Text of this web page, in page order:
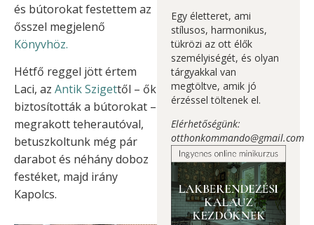
és bútorokat festettem az
ősszel megjelenő
Könyvhöz.
Hétfő reggel jött értem
Laci, az Antik Szigettől – ők
biztosították a bútorokat –
megrakott teherautóval,
betuszkoltunk még pár
darabot és néhány doboz
festéket, majd irány
Kapolcs.
Egy életteret, ami
stílusos, harmonikus,
tükrözi az ott élők
személyiségét, és olyan
tárgyakkal van
megtöltve, amik jó
érzéssel töltenek el.
Elérhetőségünk:
otthonkommando@gmail.com